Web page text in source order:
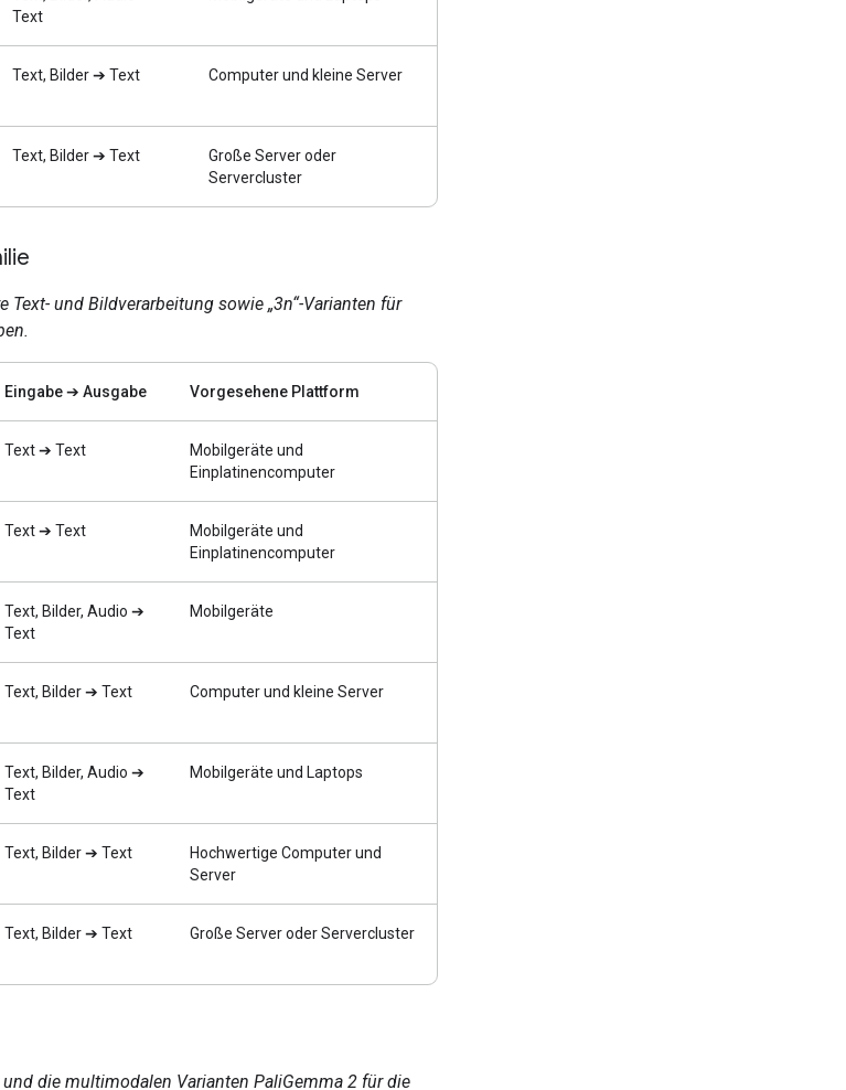
Text
Text, Bilder ➔ Text Computer und kleine Server
Text, Bilder ➔ Text
Große Server oder
Servercluster
Text- und Bildverarbeitung sowie „3n“-Varianten für
Eingabe ➔ Ausgabe Vorgesehene Plattform
Text ➔ Text
Mobilgeräte und
Einplatinencomputer
Text ➔ Text
Mobilgeräte und
Einplatinencomputer
Text, Bilder, Audio ➔
Text
Mobilgeräte
Text, Bilder ➔ Text Computer und kleine Server
Text, Bilder, Audio ➔
Text
Mobilgeräte und Laptops
Text, Bilder ➔ Text
Hochwertige Computer und
Server
Text, Bilder ➔ Text Große Server oder Servercluster
die multimodalen Varianten PaliGemma 2 für die